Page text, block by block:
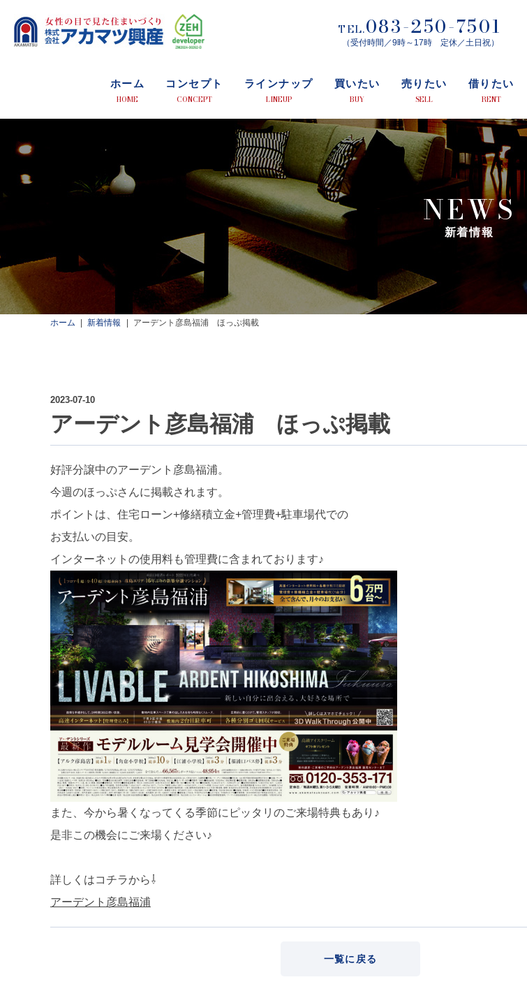
TEL.083-250-7501
（受付時間／9時～17時 定休／土日祝）
ホーム
HOME
コンセプト
CONCEPT
ラインナップ
LINEUP
買いたい
BUY
売りたい
SELL
借りたい
RENT
NEWS
新着情報
ホーム 新着情報 アーデント彦島福浦 ほっぷ掲載
2023-07-10
アーデント彦島福浦 ほっぷ掲載
好評分譲中のアーデント彦島福浦。
今週のほっぷさんに掲載されます。
ポイントは、住宅ローン+修繕積立金+管理費+駐車場代での
お支払いの目安。
インターネットの使用料も管理費に含まれております♪
また、今から暑くなってくる季節にピッタリのご来場特典もあり♪
是非この機会にご来場ください♪
詳しくはコチラから⇩
アーデント彦島福浦
一覧に戻る